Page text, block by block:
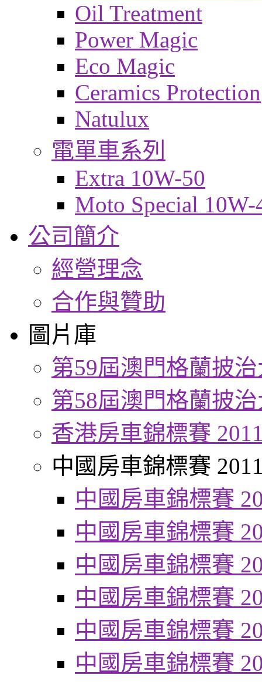
Oil Treatment
Power Magic
Eco Magic
Ceramics Protection
Natulux
電單車系列
Extra 10W-50
Moto Special 10W-
公司簡介
經營理念
合作與贊助
圖片庫
第59屆澳門格蘭披
第58屆澳門格蘭披
香港房車錦標賽
中國房車錦標賽
中國房車錦標賽
中國房車錦標賽
中國房車錦標賽
中國房車錦標賽
中國房車錦標賽
中國房車錦標賽